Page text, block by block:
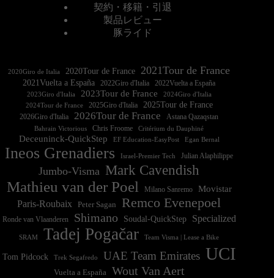
契約・移籍・引退
製品レビュー
豚ライド
2020Giro de Italia 2020Tour de France 2021Tour de France
2021Vuelta a España 2022Vuelta a España
2023Giro d'Italia 2023Tour de France
2024Tour de France
2025Giro d'Italia 2025Tour de France
2026Giro d'Italia 2026Tour de France Astana Qazaqstan
Bahrain Victorious Chris Froome Critérium du Dauphiné
Deceuninck-QuickStep EF Education-EasyPost Egan Bernal
Ineos Grenadiers Israel-Premier Tech Julian Alaphilippe
Jumbo-Visma Mark Cavendish
Mathieu van der Poel Milano Sanremo
Movistar
Paris-Roubaix
Peter Sagan Remco Evenepoel
Ronde van Vlaanderen Shimano Soudal-QuickStep Specialized
SRAM Tadej Pogačar Team Visma | Lease a Bike
Tom Pidcock Trek Segafredo UAE Team Emirates UCI
Vuelta a España Wout Van Aert